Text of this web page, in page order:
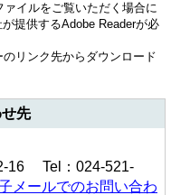
ァイルをご覧いただく場合に
提供するAdobe Readerが必
リンク先からダウンロード
先
16 Tel：024-521-
メールでのお問い合わ